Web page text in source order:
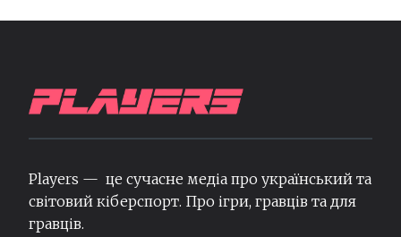
Players — це сучасне медіа про український та
світовий кіберспорт. Про ігри, гравців та для
гравців.